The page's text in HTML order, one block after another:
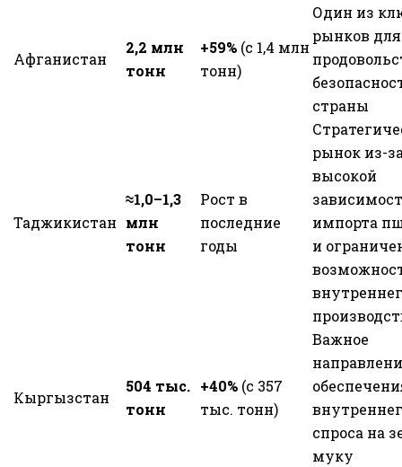
Афганистан
2,2 млн
тонн
+59% (с 1,4 млн
тонн)
Один из
рынков для
страны
Таджикистан
≈1,0–1,3
млн
тонн
Рост в
последние
годы
рынок из-
высокой
импорта
и
Кыргызстан
504 тыс.
тонн
+40% (с 357
тыс. тонн)
Важное
спроса на
муку